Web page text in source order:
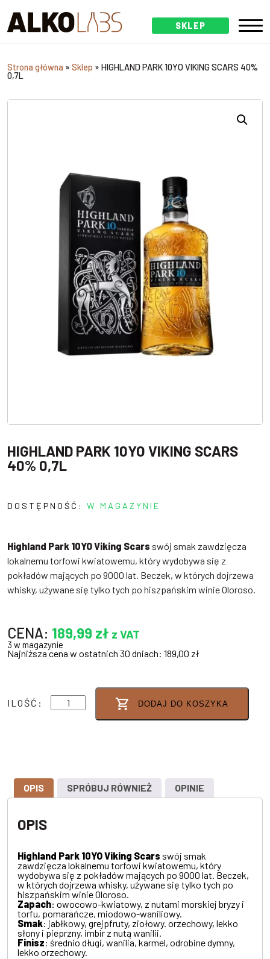
SKLEP
Strona główna » Sklep » HIGHLAND PARK 10YO VIKING SCARS 40%
0,7L
HIGHLAND PARK 10YO VIKING SCARS
40% 0,7L
DOSTĘPNOŚĆ: W MAGAZYNIE
Highland Park 10YO Viking Scars swój smak zawdzięcza
lokalnemu torfowi kwiatowemu, który wydobywa się z
pokładów mających po 9000 lat. Beczek, w których dojrzewa
whisky, używane się tylko tych po hiszpańskim winie Oloroso.
CENA: 189,99 zł z VAT
3 w magazynie
Najniższa cena w ostatnich 30 dniach: 189,00 zł
ILOŚĆ:
ilość
HIGHLAND
DODAJ DO KOSZYKA
OPIS SPRÓBUJ RÓWNIEŻ OPINIE
OPIS
Highland Park 10YO Viking Scars swój smak
zawdzięcza lokalnemu torfowi kwiatowemu, który
wydobywa się z pokładów mających po 9000 lat. Beczek,
w których dojrzewa whisky, używane się tylko tych po
hiszpańskim winie Oloroso.
Zapach: owocowo-kwiatowy, z nutami morskiej bryzy i
torfu, pomarańcze, miodowo-waniliowy.
Smak: jabłkowy, grejpfruty, ziołowy. orzechowy, lekko
słony i pieprzny, imbir z nutą wanilii.
Finisz: średnio długi, wanilia, karmel, odrobine dymny,
lekko orzechowy.